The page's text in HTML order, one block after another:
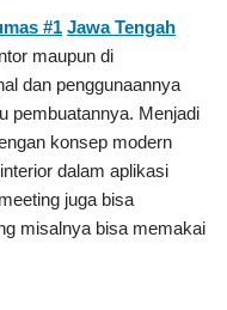
#1 Jawa Tengah
maupun di
dan penggunaannya
pembuatannya. Menjadi
konsep modern
dalam aplikasi
juga bisa
misalnya bisa memakai